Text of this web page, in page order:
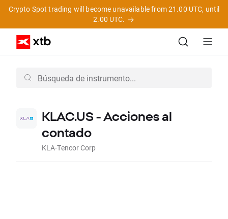
Crypto Spot trading will become unavailable from 21.00 UTC, until
2.00 UTC.
KLAC.US - Acciones al
contado
KLA-Tencor Corp